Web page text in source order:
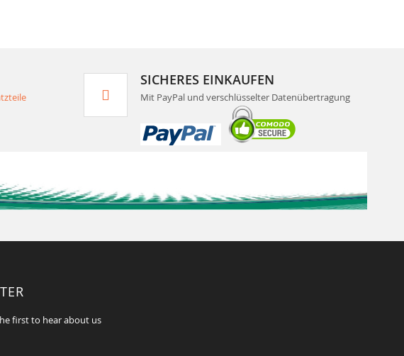
SICHERES EINKAUFEN
Mit PayPal und verschlüsselter Datenübertragung
first to hear about us